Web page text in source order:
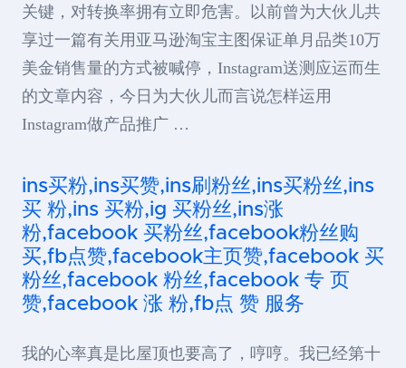
关键，对转换率拥有立即危害。以前曾为大伙儿共
享过一篇有关用亚马逊淘宝主图保证单月品类10万
美金销售量的方式被喊停，Instagram送测应运而生
的文章内容，今日为大伙儿而言说怎样运用
Instagram做产品推广 …
ins买粉,ins买赞,ins刷粉丝,ins买粉丝,ins
买 粉,ins 买粉,ig 买粉丝,ins涨
粉,facebook 买粉丝,facebook粉丝购
买,fb点赞,facebook主页赞,facebook 买
粉丝,facebook 粉丝,facebook 专 页
赞,facebook 涨 粉,fb点 赞 服务
我的心率真是比屋顶也要高了，哼哼。我已经第十